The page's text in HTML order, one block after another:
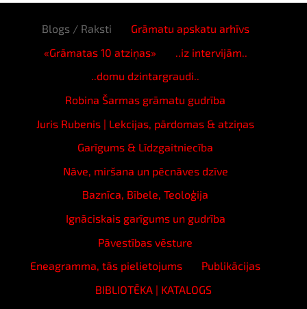
Blogs / Raksti
Grāmatu apskatu arhīvs
«Grāmatas 10 atziņas»
..iz intervijām..
..domu dzintargraudi..
Robina Šarmas grāmatu gudrība
Juris Rubenis | Lekcijas, pārdomas & atziņas
Garīgums & Līdzgaitniecība
Nāve, miršana un pēcnāves dzīve
Baznīca, Bībele, Teoloģija
Ignāciskais garīgums un gudrība
Pāvestības vēsture
Eneagramma, tās pielietojums
Publikācijas
BIBLIOTĒKA | KATALOGS